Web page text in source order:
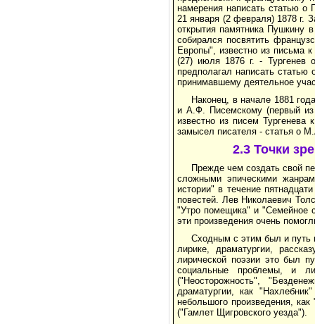
намерения написать статью о
21 января (2 февраля) 1878 г.
открытия памятника Пушкину
собирался посвятить
Европы", известно из письма
(27) июля 1876 г. -
предполагал написать
принимавшему деятельное
Наконец, в начале 1881
и А.Ф. Писемскому (первый
известно из писем
замысел писателя - статья о
2.3 Точки
Прежде чем создать свой
сложными эпическими
истории" в течение
повестей. Лев Николаевич
"Утро помещика" и "Семейное
эти произведения очень
Сходным с этим был и путь
лирике, драматургии,
лирической поэзии это был
социальные проблемы, и
("Неосторожность",
драматургии, как
небольшого произведения,
("Гамлет Щигровского уезда").